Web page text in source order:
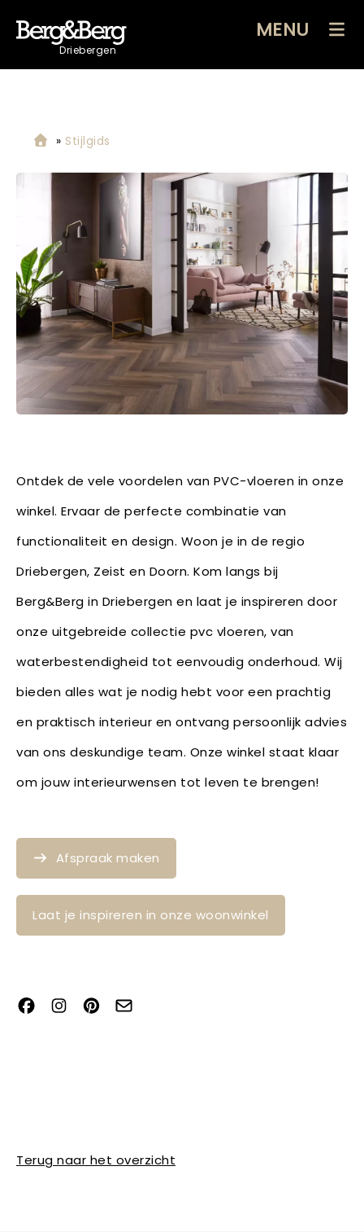
Driebergen
MENU
» Stijlgids
Ontdek de vele voordelen van PVC-vloeren in onze
winkel. Ervaar de perfecte combinatie van
functionaliteit en design. Woon je in de regio
Driebergen, Zeist en Doorn. Kom langs bij
Berg&Berg in Driebergen en laat je inspireren door
onze uitgebreide collectie pvc vloeren, van
waterbestendigheid tot eenvoudig onderhoud. Wij
bieden alles wat je nodig hebt voor een prachtig
en praktisch interieur en ontvang persoonlijk advies
van ons deskundige team. Onze winkel staat klaar
om jouw interieurwensen tot leven te brengen!
Afspraak maken
Laat je inspireren in onze woonwinkel
Terug naar het overzicht